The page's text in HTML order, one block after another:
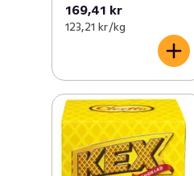
169,41 kr
123,21 kr /kg